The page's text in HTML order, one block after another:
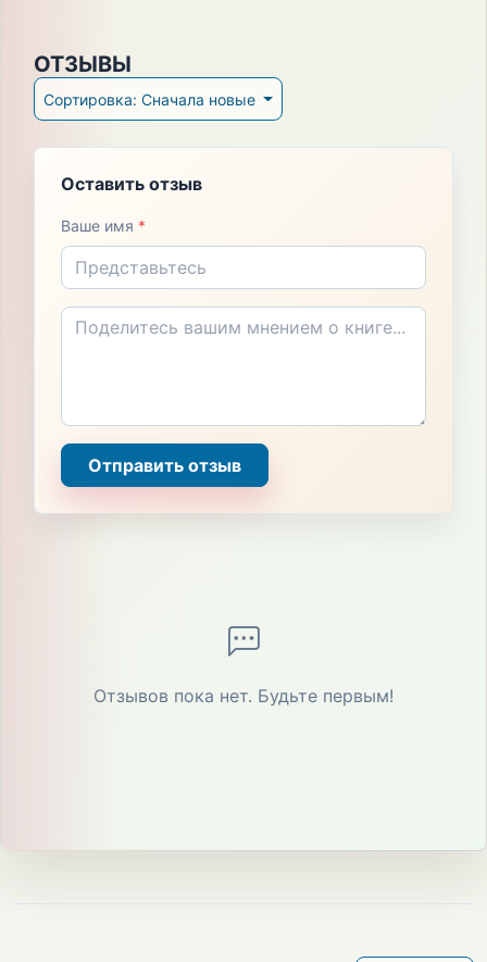
ОТЗЫВЫ
Сортировка: Сначала новые
Оставить отзыв
Ваше имя *
Отправить отзыв
Отзывов пока нет. Будьте первым!